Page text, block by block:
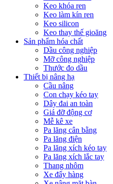
Keo khóa ren
Keo làm kín ren
Keo silicon
Keo thay thế gioăng
Sản phẩm hóa chất
Dầu công nghiệp
Mỡ công nghiệp
Thước đo dầu
Thiết bị nâng hạ
Cầu nâng
Con chạy kéo tay
Dây đai an toàn
Giá đỡ động cơ
Mễ kê xe
Pa lăng cân bằng
Pa lăng điện
Pa lăng xích kéo tay
Pa lăng xích lắc tay
Thang nhôm
Xe đẩy hàng